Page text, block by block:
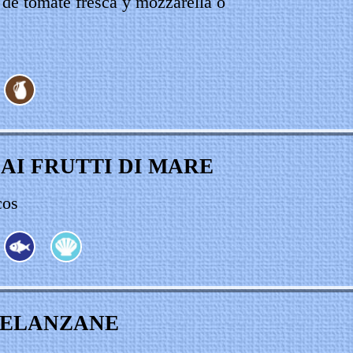
AI FRUTTI DI MARE